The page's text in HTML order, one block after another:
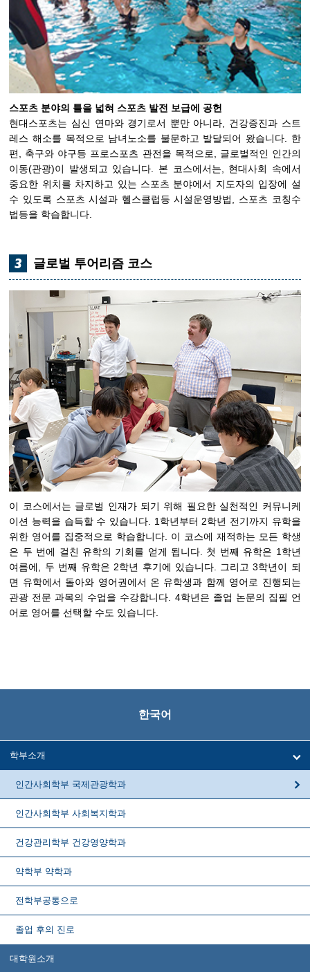
스포츠 분야의 틀을 넓혀 스포츠 발전 보급에 공헌
현대스포츠는 심신 연마와 경기로서 뿐만 아니라, 건강증진과 스트
레스 해소를 목적으로 남녀노소를 불문하고 발달되어 왔습니다. 한
편, 축구와 야구등 프로스포츠 관전을 목적으로, 글로벌적인 인간의
이동(관광)이 발생되고 있습니다. 본 코스에서는, 현대사회 속에서
중요한 위치를 차지하고 있는 스포츠 분야에서 지도자의 입장에 설
수 있도록 스포츠 시설과 헬스클럽등 시설운영방법, 스포츠 코칭수
법등을 학습합니다.
글로벌 투어리즘 코스
이 코스에서는 글로벌 인재가 되기 위해 필요한 실천적인 커뮤니케
이션 능력을 습득할 수 있습니다. 1학년부터 2학년 전기까지 유학을
위한 영어를 집중적으로 학습합니다. 이 코스에 재적하는 모든 학생
은 두 번에 걸친 유학의 기회를 얻게 됩니다. 첫 번째 유학은 1학년
여름에, 두 번째 유학은 2학년 후기에 있습니다. 그리고 3학년이 되
면 유학에서 돌아와 영어권에서 온 유학생과 함께 영어로 진행되는
관광 전문 과목의 수업을 수강합니다. 4학년은 졸업 논문의 집필 언
어로 영어를 선택할 수도 있습니다.
한국어
학부소개
인간사회학부 국제관광학과
인간사회학부 사회복지학과
건강관리학부 건강영양학과
약학부 약학과
전학부공통으로
졸업 후의 진로
대학원소개